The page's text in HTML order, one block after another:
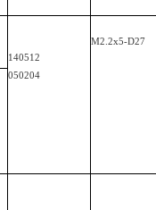
140512
050204
M2.2x5-D27